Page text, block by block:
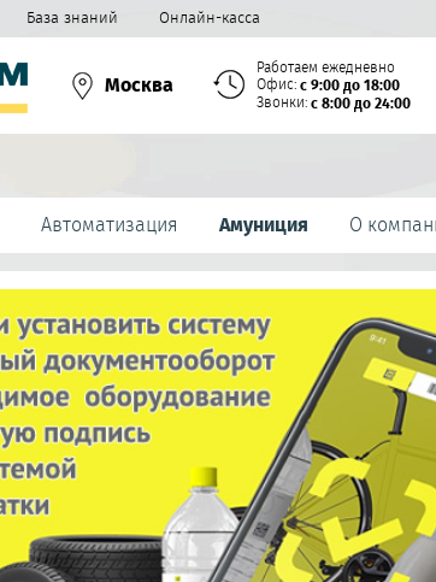
База знаний Онлайн-касса
Москва
Работаем ежедневно
Офис: с 9:00 до 18:00
Звонки: с 8:00 до 24:00
Автоматизация Амуниция О